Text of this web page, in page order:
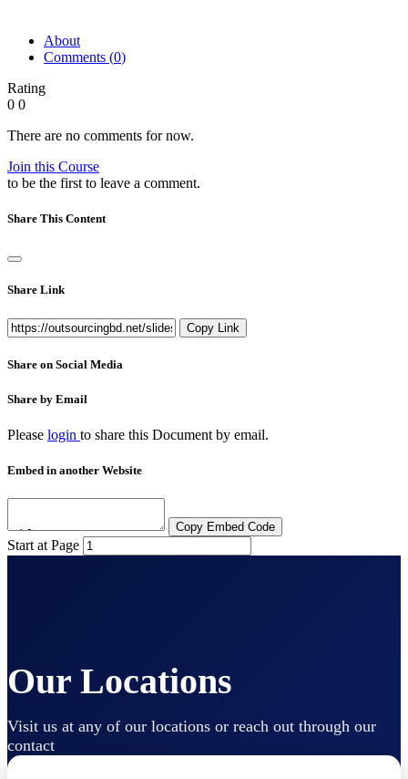
About
Comments (0)
Rating
0 0
There are no comments for now.
Join this Course
to be the first to leave a comment.
Share This Content
Share Link
Copy Link
Share on Social Media
Share by Email
Please login to share this Document by email.
Embed in another Website
Copy Embed Code
Start at Page
Our Locations
Visit us at any of our locations or reach out through our
contact